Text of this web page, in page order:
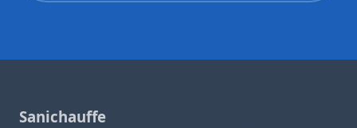
Sanichauffe